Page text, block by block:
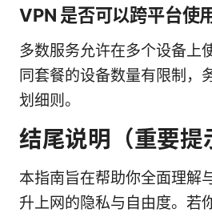
VPN 是否可以跨平台使
多数服务允许在多个设备上
同套餐的设备数量有限制，
划细则。
结尾说明（重要提
本指南旨在帮助你全面理解
升上网的隐私与自由度。若